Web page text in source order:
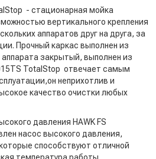
- стационарная мойка
вертикального крепления
аппаратов друг на друга, за
Прочный каркас выполнен из
закрытый, выполнен из
TotalStop отвечает самым
неприхотлив и
качество очистки любых
давления HAWK FS
насос высокого давления,
способствуют отличной